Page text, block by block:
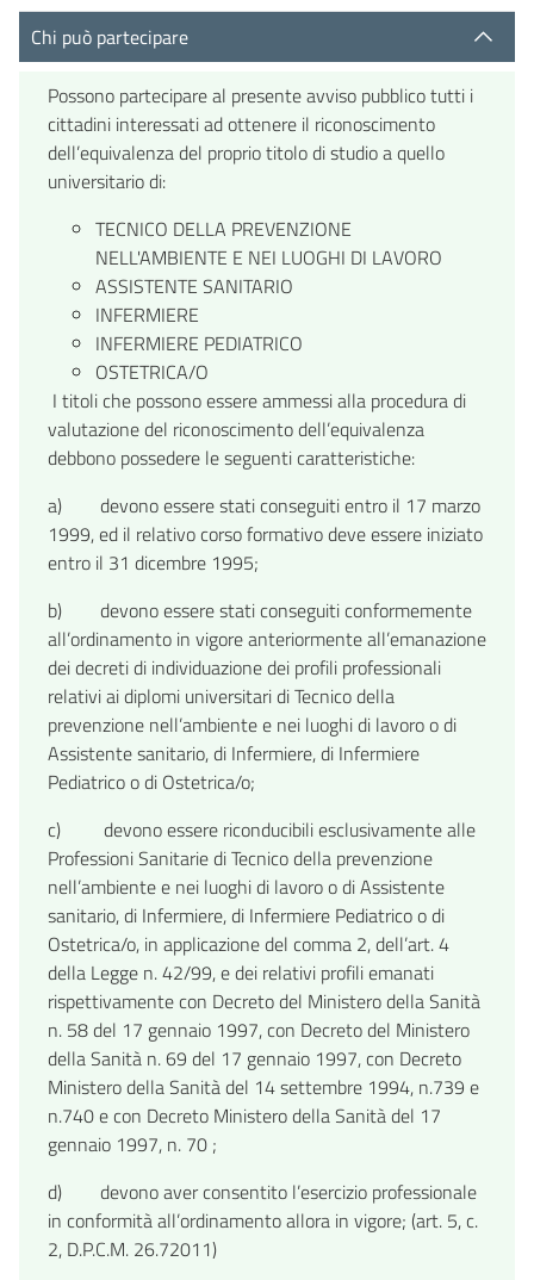
Chi può partecipare
Possono partecipare al presente avviso pubblico tutti i
cittadini interessati ad ottenere il riconoscimento
dell’equivalenza del proprio titolo di studio a quello
universitario di:
TECNICO DELLA PREVENZIONE
NELL'AMBIENTE E NEI LUOGHI DI LAVORO
ASSISTENTE SANITARIO
INFERMIERE
INFERMIERE PEDIATRICO
OSTETRICA/O
I titoli che possono essere ammessi alla procedura di
valutazione del riconoscimento dell’equivalenza
debbono possedere le seguenti caratteristiche:
a) devono essere stati conseguiti entro il 17 marzo
1999, ed il relativo corso formativo deve essere iniziato
entro il 31 dicembre 1995;
b) devono essere stati conseguiti conformemente
all’ordinamento in vigore anteriormente all’emanazione
dei decreti di individuazione dei profili professionali
relativi ai diplomi universitari di Tecnico della
prevenzione nell’ambiente e nei luoghi di lavoro o di
Assistente sanitario, di Infermiere, di Infermiere
Pediatrico o di Ostetrica/o;
c) devono essere riconducibili esclusivamente alle
Professioni Sanitarie di Tecnico della prevenzione
nell’ambiente e nei luoghi di lavoro o di Assistente
sanitario, di Infermiere, di Infermiere Pediatrico o di
Ostetrica/o, in applicazione del comma 2, dell’art. 4
della Legge n. 42/99, e dei relativi profili emanati
rispettivamente con Decreto del Ministero della Sanità
n. 58 del 17 gennaio 1997, con Decreto del Ministero
della Sanità n. 69 del 17 gennaio 1997, con Decreto
Ministero della Sanità del 14 settembre 1994, n.739 e
n.740 e con Decreto Ministero della Sanità del 17
gennaio 1997, n. 70 ;
d) devono aver consentito l’esercizio professionale
in conformità all’ordinamento allora in vigore; (art. 5, c.
2, D.P.C.M. 26.72011)